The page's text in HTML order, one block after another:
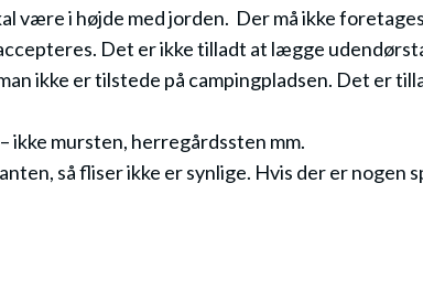
være i højde med jorden. Der må ikke
Det er ikke tilladt at lægge
ikke er tilstede på campingpladsen. Det er
ikke mursten, herregårdssten mm.
så fliser ikke er synlige. Hvis der er nogen